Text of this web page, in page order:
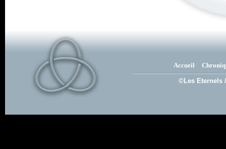
Accueil
©Les Eternels